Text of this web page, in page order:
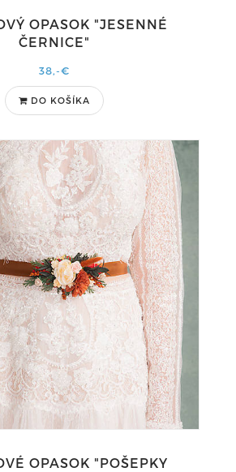
OPASOK "JESENNÉ
ČERNICE"
38,-€
DO KOŠÍKA
OPASOK "POŠEPKY